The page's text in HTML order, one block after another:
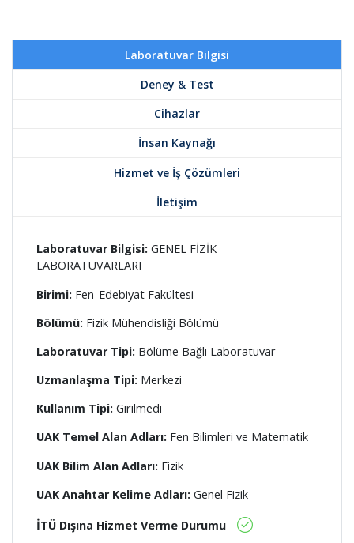
Laboratuvar Bilgisi
Deney & Test
Cihazlar
İnsan Kaynağı
Hizmet ve İş Çözümleri
İletişim
Laboratuvar Bilgisi: GENEL FİZİK
LABORATUVARLARI
Birimi: Fen-Edebiyat Fakültesi
Bölümü: Fizik Mühendisliği Bölümü
Laboratuvar Tipi: Bölüme Bağlı Laboratuvar
Uzmanlaşma Tipi: Merkezi
Kullanım Tipi: Girilmedi
UAK Temel Alan Adları: Fen Bilimleri ve Matematik
UAK Bilim Alan Adları: Fizik
UAK Anahtar Kelime Adları: Genel Fizik
İTÜ Dışına Hizmet Verme Durumu